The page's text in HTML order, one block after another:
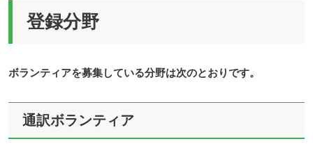
登録分野
ボランティアを募集している分野は次のとおりです。
通訳ボランティア